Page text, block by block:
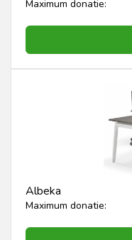
Maximum donatie:
Albeka
Maximum donatie: